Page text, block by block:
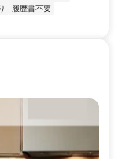
履歴書不要